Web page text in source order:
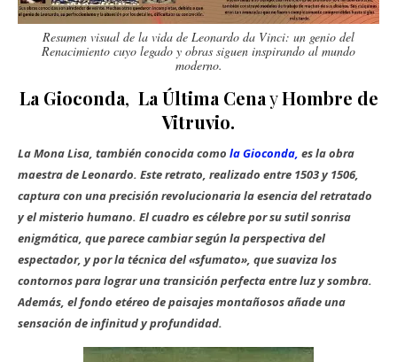
Resumen visual de la vida de Leonardo da Vinci: un genio del
Renacimiento cuyo legado y obras siguen inspirando al mundo
moderno.
La Gioconda, La Última CenayHombre de
Vitruvio.
La Mona Lisa, también conocida como la Gioconda, es la obra
maestra de Leonardo. Este retrato, realizado entre 1503 y 1506,
captura con una precisión revolucionaria la esencia del retratado
y el misterio humano. El cuadro es célebre por su sutil sonrisa
enigmática, que parece cambiar según la perspectiva del
espectador, y por la técnica del «sfumato», que suaviza los
contornos para lograr una transición perfecta entre luz y sombra.
Además, el fondo etéreo de paisajes montañosos añade una
sensación de infinitud y profundidad.